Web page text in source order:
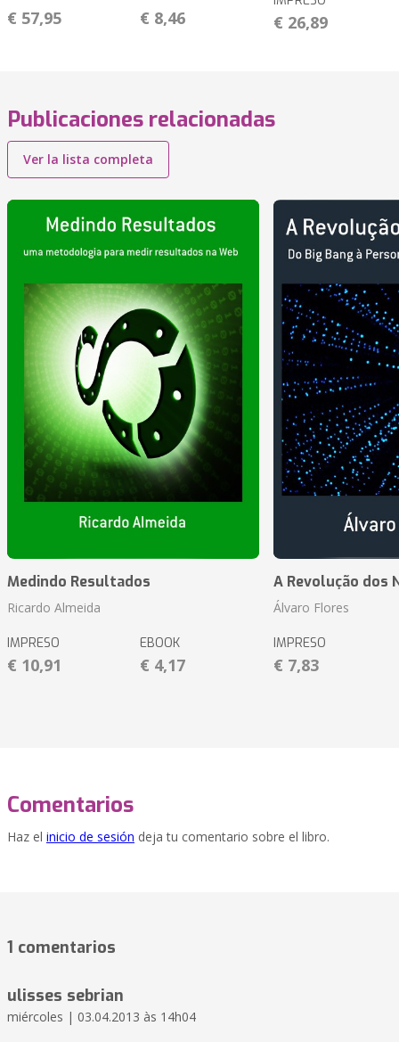
€ 57,95 € 8,46 € 26,89
Publicaciones relacionadas
Ver la lista completa
Medindo Resultados
Ricardo Almeida
IMPRESO
€ 10,91
EBOOK
€ 4,17
A Revolução dos
Álvaro Flores
IMPRESO
€ 7,83
Comentarios
Haz el inicio de sesión deja tu comentario sobre el libro.
1 comentarios
ulisses sebrian
miércoles | 03.04.2013 às 14h04